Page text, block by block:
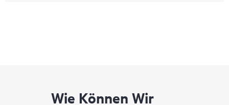
Wie Können Wir